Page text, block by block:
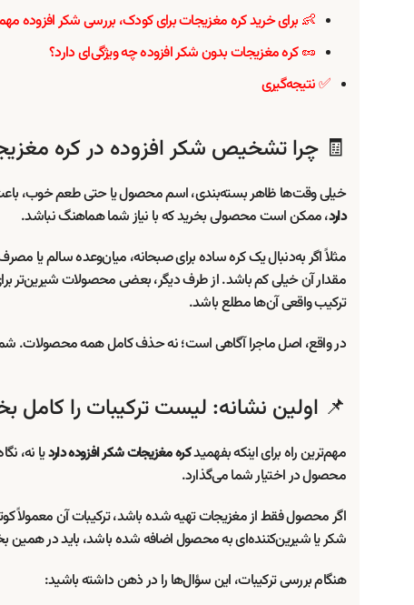
👶 برای خرید کره مغزیجات برای کودک، بررسی شکر افزوده
🥜 کره مغزیجات بدون شکر افزوده چه ویژگی‌ای دارد؟
✅ نتیجه‌گیری
🧾 چرا تشخیص شکر افزوده در کره
خیلی وقت‌ها ظاهر بسته‌بندی، اسم محصول یا حتی طعم خوب، باعث
دارد، ممکن است محصولی بخرید که با نیاز شما هماهنگ نباشد.
مثلاً اگر به‌دنبال یک کره ساده برای صبحانه، میان‌وعده سالم یا
مقدار آن خیلی کم باشد. از طرف دیگر، بعضی محصولات شیرین‌تر
ترکیب واقعی آن‌ها مطلع باشد.
در واقع، اصل ماجرا آگاهی است؛ نه حذف کامل همه محصولات.
📌 اولین نشانه: لیست ترکیبات را کامل
مهم‌ترین راه برای اینکه بفهمیدکره مغزیجات شکر افزوده داردیا نه،
محصول در اختیار شما می‌گذارد.
اگر محصول فقط از مغزیجات تهیه شده باشد، ترکیبات آن
شکر یا شیرین‌کننده‌ای به محصول اضافه شده باشد، باید در
هنگام بررسی ترکیبات، این سؤال‌ها را در ذهن داشته باشید: